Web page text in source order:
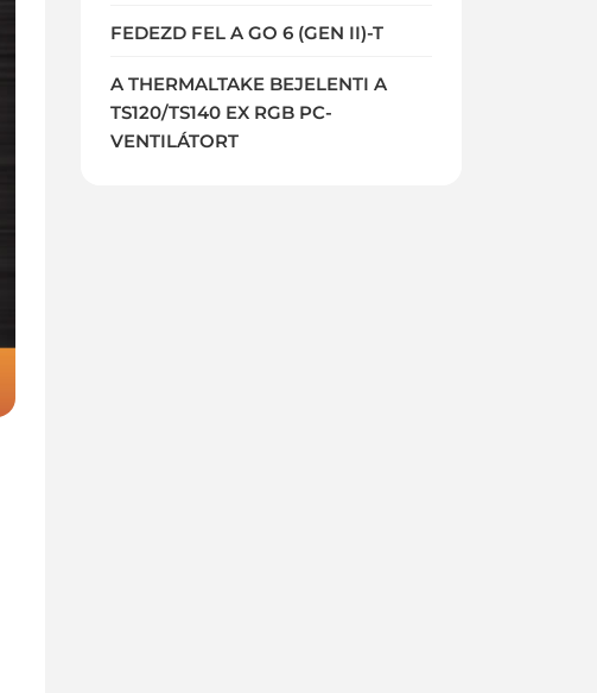
FEDEZD FEL A GO 6 (GEN II)-T
A THERMALTAKE BEJELENTI A
TS120/TS140 EX RGB PC-
VENTILÁTORT